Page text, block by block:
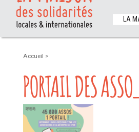
LA
Accueil >
PORTAIL DES